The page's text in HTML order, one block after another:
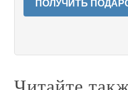
ПОЛУЧИТЬ